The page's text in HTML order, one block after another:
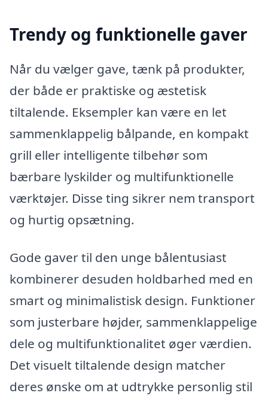
Trendy og funktionelle gaver
Når du vælger gave, tænk på produkter,
der både er praktiske og æstetisk
tiltalende. Eksempler kan være en let
sammenklappelig bålpande, en kompakt
grill eller intelligente tilbehør som
bærbare lyskilder og multifunktionelle
værktøjer. Disse ting sikrer nem transport
og hurtig opsætning.
Gode gaver til den unge bålentusiast
kombinerer desuden holdbarhed med en
smart og minimalistisk design. Funktioner
som justerbare højder, sammenklappelige
dele og multifunktionalitet øger værdien.
Det visuelt tiltalende design matcher
deres ønske om at udtrykke personlig stil